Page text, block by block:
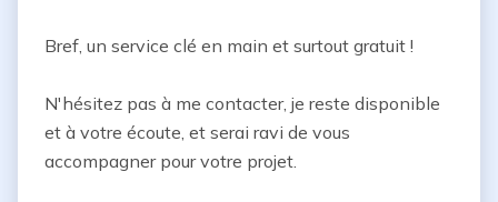
Bref, un service clé en main et surtout gratuit !
N'hésitez pas à me contacter, je reste disponible
et à votre écoute, et serai ravi de vous
accompagner pour votre projet.